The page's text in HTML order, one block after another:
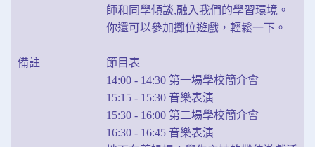
備註
師和同學傾談,融入我們的學習環境。
你還可以參加攤位遊戲，輕鬆⼀下。
節⽬表
14:00 - 14:30 第⼀場學校簡介會
15:15 - 15:30 ⾳樂表演
15:30 - 16:00 第⼆場學校簡介會
16:30 - 16:45 ⾳樂表演